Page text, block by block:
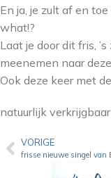
En ja, je zult af en
what!?
Laat je door dit fris,
meenemen naar
Ook deze keer met
natuurlijk
VORIGE
frisse nieuwe singel van